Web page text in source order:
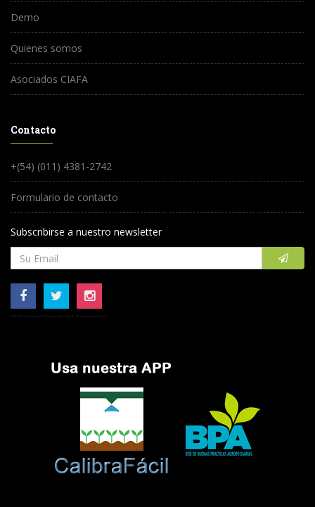
Demo
Quienes somos
Asociados CIAFA
Contacto
+(54) (011) 4381-2742
Formulario de contacto
Subscribirse a nuestro newsletter